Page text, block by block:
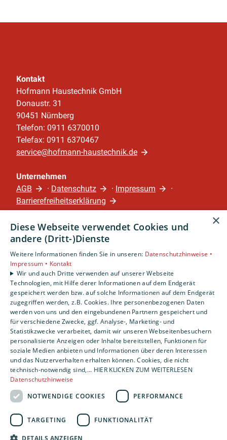
Kontakt
Hofmann Haustechnik GmbH
Donaustr. 31
90451 Nürnberg
Telefon: 0911 6370010
Telefax: 0911 6370467
service@hofmann-haustechnik.de
Unternehmen
AGB
· Datenschutz · Impressum
·
Barrierefreiheitserklärung
Leistungen
Privatkunden
Gewerbekunden
Karriere
Unternehmen
Standort
Nürnberg
×
Diese Webseite verwendet Cookies und
andere (Dritt-)Dienste
Weitere Informationen finden Sie in unseren: Datenschutzhinweise •
Impressum • Kontakt
Wir und auch Dritte verwenden auf unserer Webseite
Technologien, mit Hilfe derer Informationen auf dem Endgerät
gespeichert werden bzw. auf solche Informationen auf dem Endgerät
zugegriffen werden, z.B. Cookies. Ihre personenbezogenen Daten
werden von uns und den eingebundenen Partnern gespeichert und
für verschiedene Zwecke, ggf. Analyse-, Marketing- und
Statistikzwecke verarbeitet, damit wir unseren Webseitenbesuchern
personalisierte Anzeigen oder Inhalte bereitstellen, Funktionen für
soziale Medien anbieten und Informationen über deren Interessen
und das Nutzerverhalten erhalten können. Cookies, die nicht
technisch-notwendig sind,... HIER KLICKEN ZUM WEITERLESEN
Datenschutzhinweise
NOTWENDIGE COOKIES
PERFORMANCE
TARGETING FUNKTIONALITÄT
DETAILS ANZEIGEN